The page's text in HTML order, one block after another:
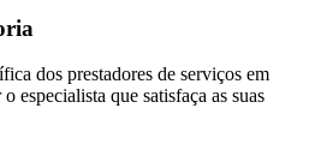
dos prestadores de serviços em
especialista que satisfaça as suas